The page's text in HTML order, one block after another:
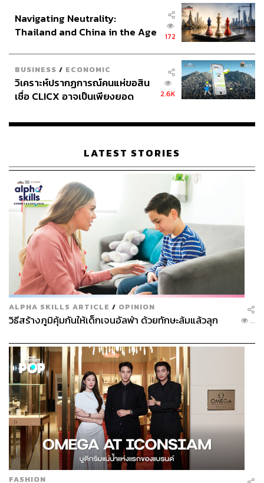
เข้าใจประวัติเดิม ทำให้กลับมาพบแพทย์อีกครั้งในวันที่โรค
รุนแรงแล้ว
ตั้งแต่เด็กสู่ผู้ใหญ่”
ศูนย์ ACHD จึงทำหน้าที่ไม่เพียงรักษา แต่ยังเป็นพื้นที่เรียนรู้
ป่วยกลุ่มนี้ได้อย่างมั่นใจ
Navigating Neutrality:
Thailand and China in the Age
172
BUSINESS / ECONOMIC
วิเคราะห์ปรากฏการณ์คนแห่ขอสิน
เชื่อ CLICX อาจเป็นเพียงยอด
เรือนไทยที่ถูกซุกไว้
2.6K
LATEST STORIES
ALPHA SKILLS ARTICLE / OPINION
วิธีสร้างภูมิคุ้มกันให้เด็กเจนอัลฟ่า ด้วยทักษะล้มแล้วลุก ...
FASHION